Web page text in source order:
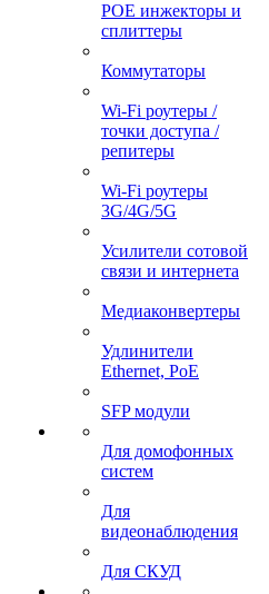
POE инжекторы и
сплиттеры
Коммутаторы
Wi-Fi роутеры /
точки доступа /
репитеры
Wi-Fi роутеры
3G/4G/5G
Усилители сотовой
связи и интернета
Медиаконвертеры
Удлинители
Ethernet, PoE
SFP модули
Для домофонных
систем
Для
видеонаблюдения
Для СКУД